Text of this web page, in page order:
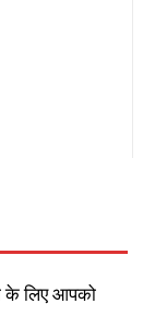
के लिए आपको